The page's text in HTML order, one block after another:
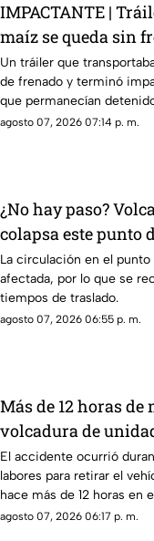
IMPACTANTE |
maíz se queda sin
siete vehículos
Un tráiler que
de frenado y terminó
que permanecían
agosto 07, 2026 07:14 p. m.
¿No hay paso?
colapsa este punto
La circulación en el
afectada, por lo que se
tiempos de traslado.
agosto 07, 2026 06:55 p. m.
Más de 12 horas
volcadura de
carretera 57
El accidente ocurrió
labores para retirar el
hace más de 12 horas en
57.
agosto 07, 2026 06:17 p. m.